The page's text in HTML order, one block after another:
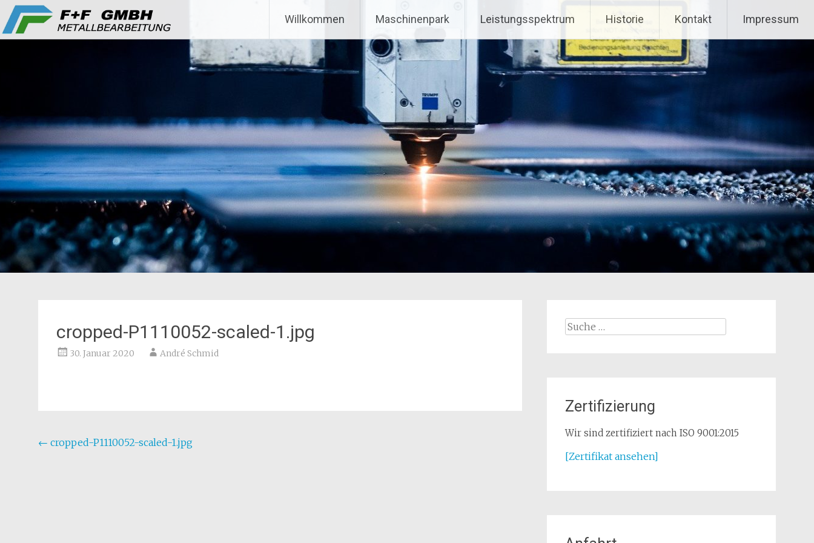
Zum
Inhalt
springen
F+F GmbH Willkommen Maschinenpark Leistungsspektrum Historie Kontakt Impressum
cropped-P1110052-scaled-1.jpg
30. Januar 2020 André Schmid
Beitragsnavigation
← cropped-P1110052-scaled-1.jpg
Suche
Zertifizierung
Wir sind zertifiziert nach ISO 9001:2015
[Zertifikat ansehen]